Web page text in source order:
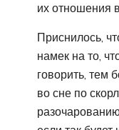
их отношения
Приснилось,
намек на то,
говорить, тем
во сне по